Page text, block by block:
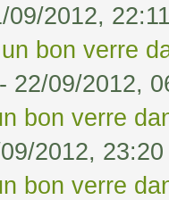
09/2012,
bon verre
- 22/09/2012,
bon verre
2012, 23:20
bon verre